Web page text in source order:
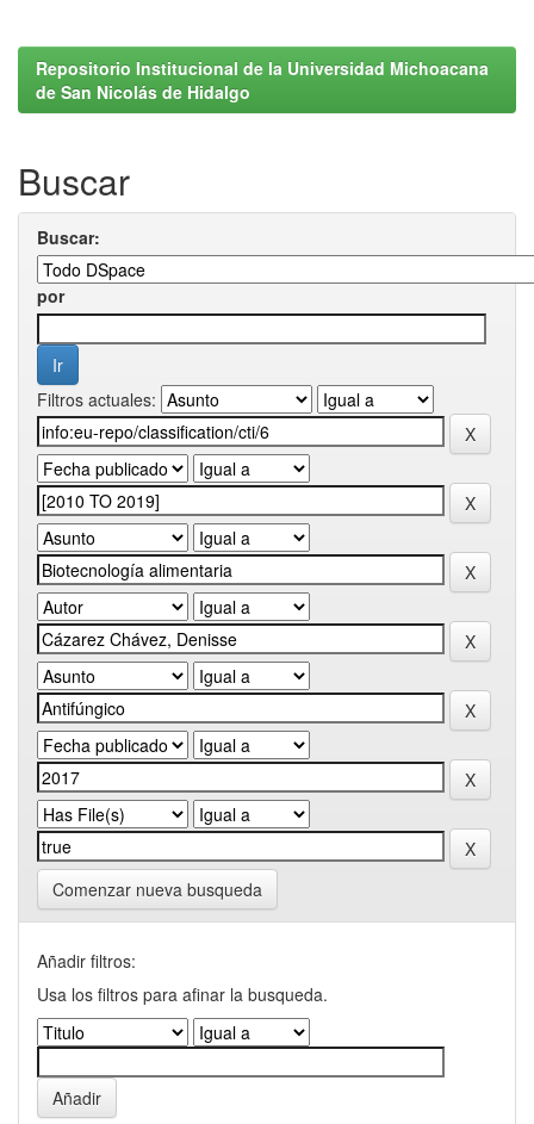
Repositorio Institucional de la Universidad Michoacana
de San Nicolás de Hidalgo
Buscar
Buscar:
por
Filtros actuales:
Comenzar nueva busqueda
Añadir filtros:
Usa los filtros para afinar la busqueda.